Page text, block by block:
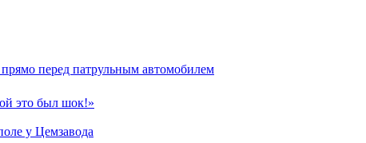
перед патрульным автомобилем
это был шок!»
у Цемзавода